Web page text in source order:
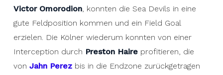
Victor Omorodion, konnten die Sea Devils in eine
gute Feldposition kommen und ein Field Goal
erzielen. Die Kölner wiederum konnten von einer
Interception durch Preston Haireprofitieren, die
von Jahn Perezbis in die Endzone zurückgetragen